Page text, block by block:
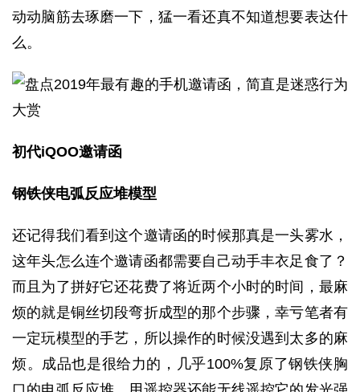
动动脑筋去琢磨一下，猛一看还真不知道想要表达什
么。
初代iQOO邀请函
钢铁侠电弧反应堆模型
还记得我们看到这个邀请函的时候那真是一头雾水，
这年头怎么连个邀请函都需要自己动手丰衣足食了？
而且为了拼好它还花费了将近两个小时的时间，最麻
烦的就是铜丝切段弯折成型的那个步骤，幸亏笔者有
一定玩模型的手艺，所以操作的时候没遇到太多的麻
烦。成品也是很给力的，几乎100%复原了钢铁侠胸